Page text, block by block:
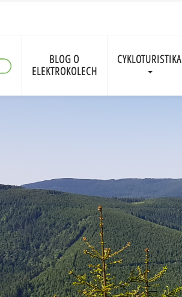
BLOG O
ELEKTROKOLECH
CYKLOTURISTIKA